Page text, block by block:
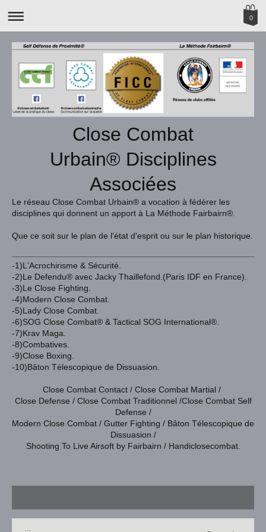
0
Close Combat
Urbain® Disciplines
Associées
Le réseau Close Combat Urbain® a vocation à fédérer les
disciplines qui donnent un apport à La Méthode Fairbairn®.
Que ce soit sur le plan de l'état d'esprit ou sur le plan historique.
-1)L'Acrochirisme & Sécurité.
-2)Le Defendu® avec Jacky Thaillefond.(Paris IDF en France).
-3)Le Close Fighting.
-4)Modern Close Combat.
-5)Lady Close Combat.
-6)SOG Close Combat® & Tactical SOG International®.
-7)Krav Maga.
-8)Combatives.
-9)Close Boxing.
-10)Bâton Télescopique de Dissuasion.
Close Combat Contact / Close Combat Martial /
Close Defense / Close Combat Traditionnel /Close Combat Self
Defense /
Modern Close Combat / Gutter Fighting / Bâton Télescopique de
Dissuasion /
Shooting To Live Airsoft by Fairbairn / Handiclosecombat.